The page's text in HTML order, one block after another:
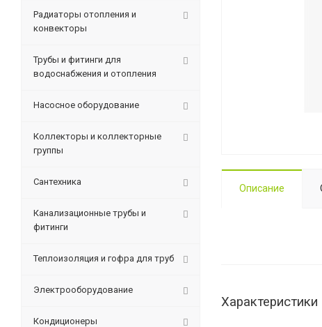
Описание
Характеристики
Радиаторы отопления и
конвекторы
Трубы и фитинги для
водоснабжения и отопления
Насосное оборудование
Коллекторы и коллекторные
группы
Сантехника
Канализационные трубы и
фитинги
Теплоизоляция и гофра для труб
Электрооборудование
Кондиционеры